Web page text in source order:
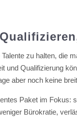
zu halten, die
und Qualifizierung
aber noch keine
Paket im Fokus:
Bürokratie,